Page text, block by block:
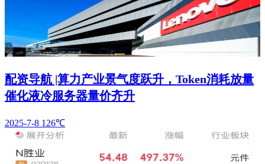
配资导航 |算力产业景气度跃升，Token消耗放量
催化液冷服务器量价齐升
2025-7-8 126℃